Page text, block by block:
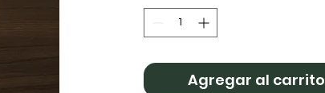
Agregar al carrito